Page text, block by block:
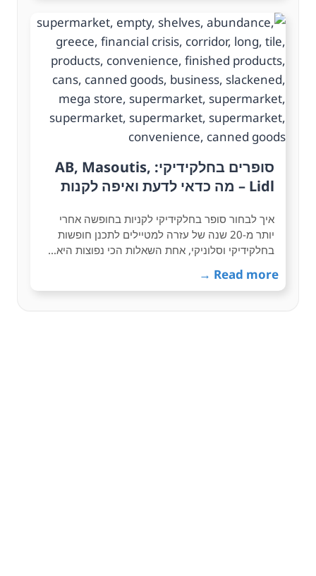
סופרים בחלקידיקי: AB, Masoutis,
Lidl – מה כדאי לדעת ואיפה לקנות
איך לבחור סופר בחלקידיקי לקניות בחופשה אחרי
יותר מ-20 שנה של עזרה למטיילים לתכנן חופשות
בחלקידיקי וסלוניקי, אחת השאלות הכי נפוצות היא…
Read more →